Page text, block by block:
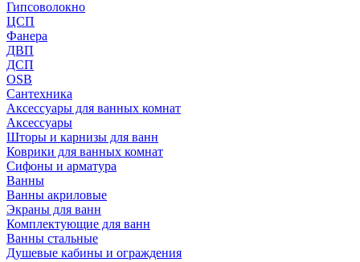
Гипсоволокно
ЦСП
Фанера
ДВП
ДСП
OSB
Сантехника
Аксессуары для ванных комнат
Аксессуары
Шторы и карнизы для ванн
Коврики для ванных комнат
Сифоны и арматура
Ванны
Ванны акриловые
Экраны для ванн
Комплектующие для ванн
Ванны стальные
Душевые кабины и ограждения